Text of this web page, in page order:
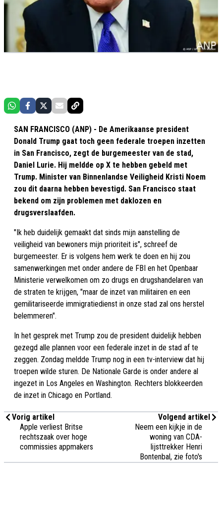
SAN FRANCISCO (ANP) - De Amerikaanse president
Donald Trump gaat toch geen federale troepen inzetten
in San Francisco, zegt de burgemeester van de stad,
Daniel Lurie. Hij meldde op X te hebben gebeld met
Trump. Minister van Binnenlandse Veiligheid Kristi Noem
zou dit daarna hebben bevestigd. San Francisco staat
bekend om zijn problemen met daklozen en
drugsverslaafden.
"Ik heb duidelijk gemaakt dat sinds mijn aanstelling de
veiligheid van bewoners mijn prioriteit is", schreef de
burgemeester. Er is volgens hem werk te doen en hij zou
samenwerkingen met onder andere de FBI en het Openbaar
Ministerie verwelkomen om zo drugs en drugshandelaren van
de straten te krijgen, "maar de inzet van militairen en een
gemilitariseerde immigratiedienst in onze stad zal ons herstel
belemmeren".
In het gesprek met Trump zou de president duidelijk hebben
gezegd alle plannen voor een federale inzet in de stad af te
zeggen. Zondag meldde Trump nog in een tv-interview dat hij
troepen wilde sturen. De Nationale Garde is onder andere al
ingezet in Los Angeles en Washington. Rechters blokkeerden
de inzet in Chicago en Portland.
Vorig artikel
Apple verliest Britse
rechtszaak over hoge
commissies appmakers
Volgend artikel
Neem een kijkje in de
woning van CDA-
lijsttrekker Henri
Bontenbal, zie foto's